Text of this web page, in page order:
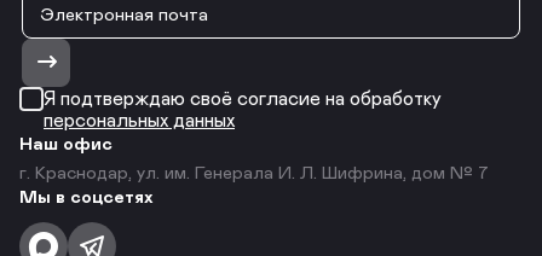
Я подтверждаю своё согласие на обработку
персональных данных
Наш офис
г. Краснодар, ул. им. Генерала И. Л. Шифрина, дом № 7
Мы в соцсетях